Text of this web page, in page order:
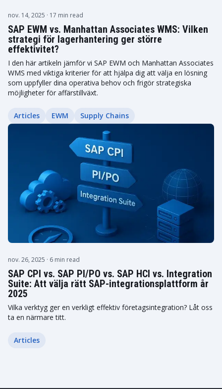
nov. 14, 2025 · 17 min read
SAP EWM vs. Manhattan Associates WMS: Vilken
strategi för lagerhantering ger större
effektivitet?
I den här artikeln jämför vi SAP EWM och Manhattan Associates
WMS med viktiga kriterier för att hjälpa dig att välja en lösning
som uppfyller dina operativa behov och frigör strategiska
möjligheter för affärstillväxt.
Articles EWM Supply Chains
nov. 26, 2025 · 6 min read
SAP CPI vs. SAP PI/PO vs. SAP HCI vs. Integration
Suite: Att välja rätt SAP-integrationsplattform år
2025
Vilka verktyg ger en verkligt effektiv företagsintegration? Låt oss
ta en närmare titt.
Articles